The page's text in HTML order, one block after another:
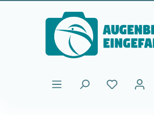
Saltar al contenido principal